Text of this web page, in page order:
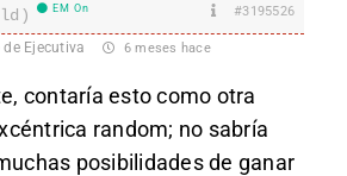
EM On #3195526
de Ejecutiva 6 meses hace
contaría esto como otra
random; no sabría
posibilidades de ganar